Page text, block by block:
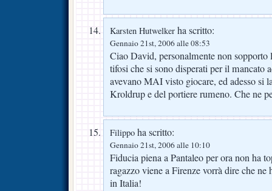
Karsten Hutwelker ha scritto:
Gennaio 21st, 2006 alle 08:53
Ciao David, personalmente non sopporto
tifosi che si sono disperati per il mancato
avevano MAI visto giocare, ed adesso si
Kroldrup e del portiere rumeno. Che ne
Filippo ha scritto:
Gennaio 21st, 2006 alle 10:10
Fiducia piena a Pantaleo per ora non ha
ragazzo viene a Firenze vorrà dire che ne
in Italia!